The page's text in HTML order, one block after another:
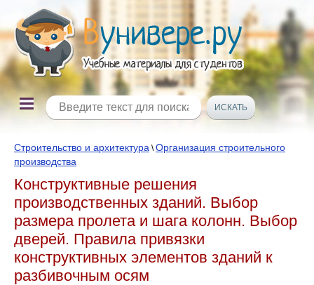
Строительство и архитектура \Организация строительного
производства
Конструктивные решения
производственных зданий. Выбор
размера пролета и шага колонн. Выбор
дверей. Правила привязки
конструктивных элементов зданий к
разбивочным осям